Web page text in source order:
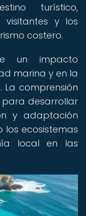
turístico,
y los
costero.
un impacto
marina y en la
La comprensión
desarrollar
y adaptación
ecosistemas
local en las